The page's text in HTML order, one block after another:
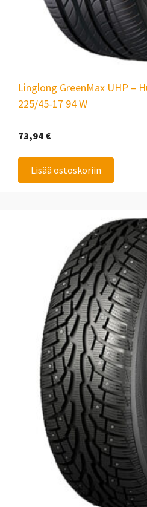
Linglong GreenMax UHP –
225/45-17 94 W
73,94 €
Lisää ostoskoriin